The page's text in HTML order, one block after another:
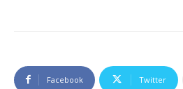
Facebook Twitter